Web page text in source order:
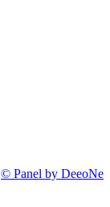
© Panel by DeeoNe